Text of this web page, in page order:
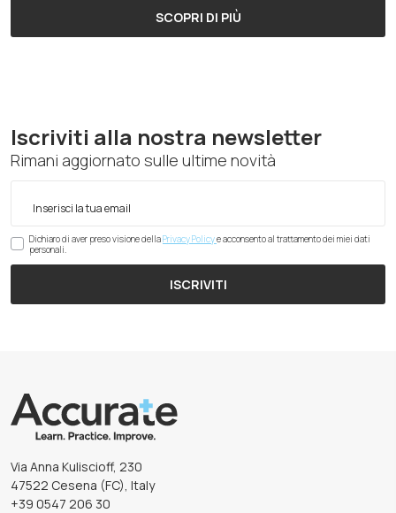
SCOPRI DI PIÙ
Iscriviti alla nostra newsletter
Rimani aggiornato sulle ultime novità
Dichiaro di aver preso visione dellaPrivacy Policye acconsento al trattamento dei miei dati
personali.
ISCRIVITI
Via Anna Kuliscioff, 230
47522 Cesena (FC), Italy
+39 0547 206 30